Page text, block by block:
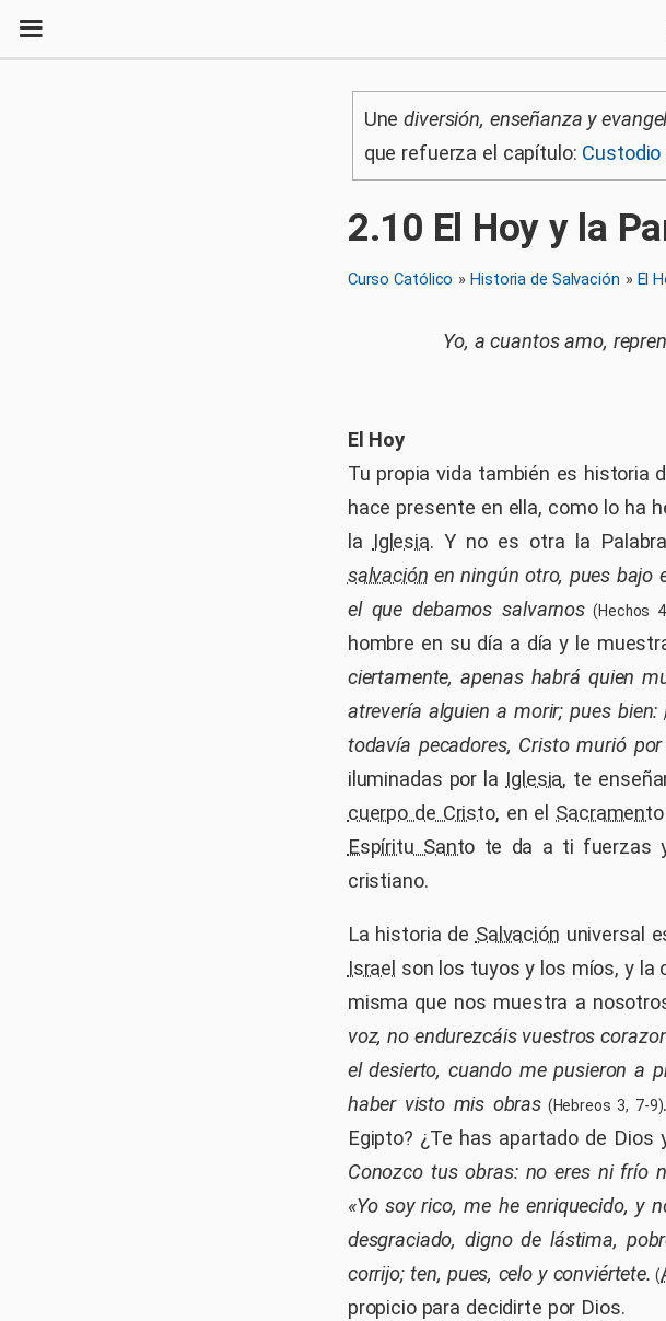
Unediversión, enseñanza y
que refuerza el capítulo: Custodio
2.10 El Hoy y la
Curso Católico »Historia de Salvación » El
Yo, a cuantos amo,
El Hoy
Tu propia vida también es historia
hace presente en ella, como lo ha
la Iglesia. Y no es otra la
salvación en ningún otro, pues bajo
el que debamos salvarnos (Hechos
hombre en su día a día y le
ciertamente, apenas habrá quien
atrevería alguien a morir; pues bien:
todavía pecadores, Cristo murió
iluminadas por la Iglesia, te
cuerpo de Cristo, en el Sacramento
Espíritu Santo te da a ti fuerzas
cristiano.
La historia de Salvación universal
Israel son los tuyos y los míos, y la
misma que nos muestra a
voz, no endurezcáis vuestros
el desierto, cuando me pusieron a
haber visto mis obras (Hebreos 3, 7-9)
Egipto? ¿Te has apartado de Dios
Conozco tus obras: no eres ni frío
«Yo soy rico, me he enriquecido, y
desgraciado, digno de lástima,
corrijo; ten, pues, celo y conviértete. (
propicio para decidirte por Dios.